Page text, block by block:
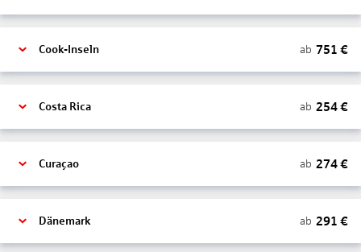
Cook-Inseln ab 751 €
Costa Rica ab 254€
Curaçao ab 274€
Dänemark ab 291 €